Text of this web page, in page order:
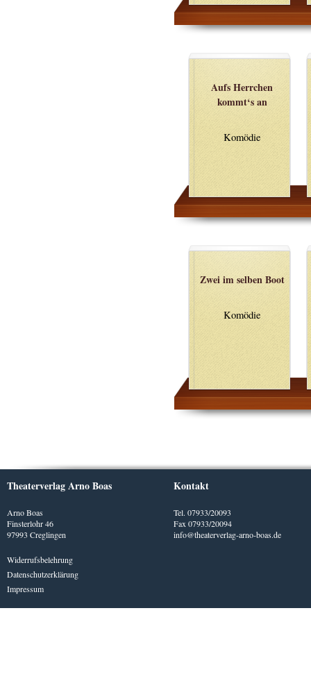
Aufs Herrchen
kommt‘s an
Komödie
Zwei im selben Boot
Komödie
Theaterverlag Arno Boas
Arno Boas
Finsterlohr 46
97993 Creglingen
Widerrufsbelehrung
Datenschutzerklärung
Impressum
Kontakt
Tel. 07933/20093
Fax 07933/20094
info@theaterverlag-arno-boas.de